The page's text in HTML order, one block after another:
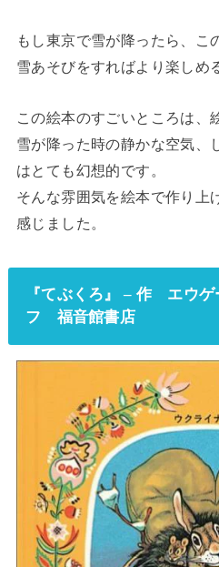
もし東京で雪が降ったら、こ
雪あそびをすればより楽しめ
この絵本のすごいところは、
雪が降った時の静かな空気、
はとても幻想的です。
そんな雰囲気を絵本で作り上
感じました。
『てぶくろ』 – 作 エウ
フ 福音館書店